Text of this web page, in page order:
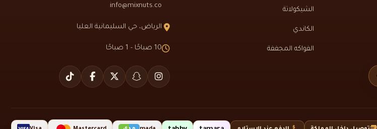
الشيكولاتة
الكاندي
الفواكه المجففة
info@mixnuts.co
الرياض، حي السليمانية العليا
10 صباحًا - 1 صباحًا